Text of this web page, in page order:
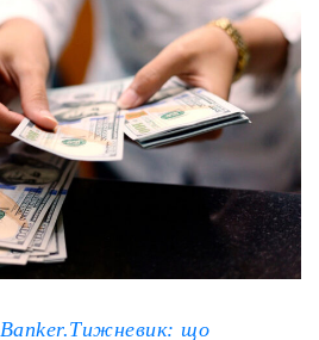
Banker.Тижневик: що